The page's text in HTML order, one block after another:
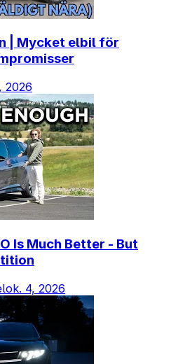
| Mycket elbil för
2026
Is Much Better - But
4, 2026